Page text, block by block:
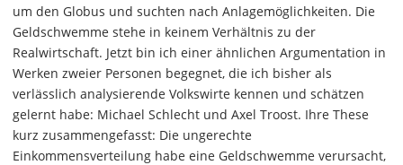
um den Globus und suchten nach Anlagemöglichkeiten. Die
Geldschwemme stehe in keinem Verhältnis zu der
Realwirtschaft. Jetzt bin ich einer ähnlichen Argumentation in
Werken zweier Personen begegnet, die ich bisher als
verlässlich analysierende Volkswirte kennen und schätzen
gelernt habe: Michael Schlecht und Axel Troost. Ihre These
kurz zusammengefasst: Die ungerechte
Einkommensverteilung habe eine Geldschwemme verursacht,